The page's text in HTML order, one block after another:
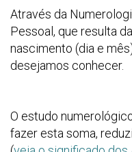
Através da
Pessoal, que resulta
nascimento (dia e
desejamos conhecer.
O estudo
fazer esta soma,